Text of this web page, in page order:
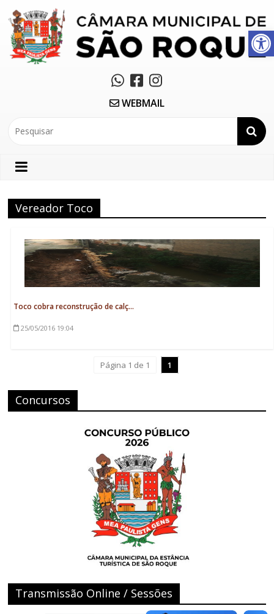
Abrir a barra de ferramentas
WEBMAIL
Vereador Toco
Toco cobra reconstrução de calç...
25/05/2016 19:04
Página 1 de 1 1
Concursos
Transmissão Online / Sessões